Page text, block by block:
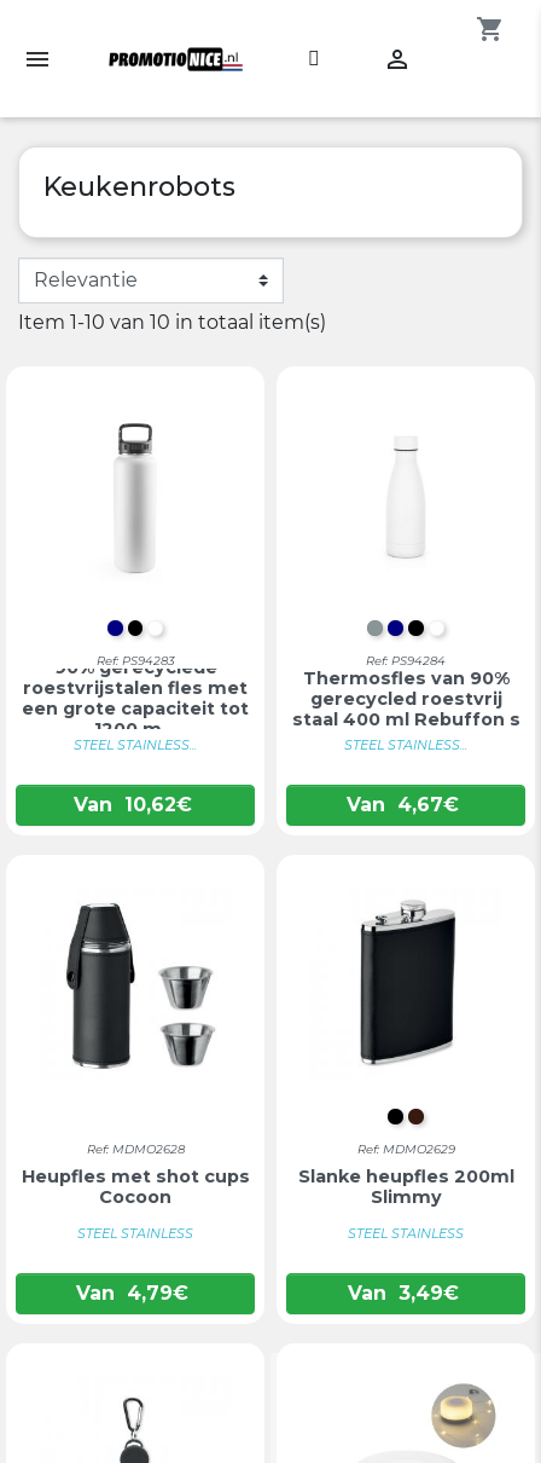

shopping_cart
Keukenrobots
Item 1-10 van 10 in totaal item(s)
DONKERBLAUW
ZWART
WIT
Ref: PS94283
90% gerecyclede
roestvrijstalen fles met
een grote capaciteit tot
1200 m...
STEEL STAINLESS...
Van 10,62€
SATIJN CHROOM
ZWART
WIT
Ref: PS94284
Thermosfles van 90%
gerecycled roestvrij
staal 400 ml Rebuffon s
STEEL STAINLESS...
Van 4,67€
Ref: MDMO2628
Heupfles met shot cups
Cocoon
STEEL STAINLESS
Van 4,79€
ZWART
BRUIN
Ref: MDMO2629
Slanke heupfles 200ml
Slimmy
STEEL STAINLESS
Van 3,49€